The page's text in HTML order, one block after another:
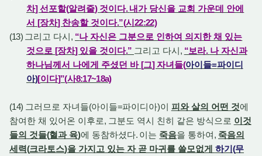
차]선포할(알려줄) 것이다.내가 당신을 교회 가운데 안에
서 [장차] 찬송할 것이다.”(시22:22)
(13) 그리고 다시, “나 자신은 그분으로 인하여 의지한 채 있는
것으로 [장차] 있을 것이다.” 그리고 다시, “보라. 나 자신과
하나님께서 나에게 주셨던 바[그]자녀들(아이들=파이디
아)[이다]”(사8:17~18a)
(14) 그러므로 자녀들(아이들=파이디아)이 피와 살의 어떤 것에
참여한 채 있어온 이후로, 그분도 역시 친히 같은 방식으로 이것
들의 것들(혈과 육)에 동참하셨다. 이는 죽음을 통하여, 죽음의
세력(크라토스)을 가지고 있는 자 곧 마귀를 쓸모없게 하기(무